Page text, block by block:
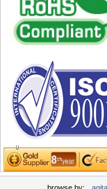
sole
LED lampeggiante tazza
LED portachiavi
LED Tea Candle Light
LED Up Coltelli
LED Up Cucchiaio
Light Up Candela
Light Up Forks
Light Up Penne
Light Up Swizzle
Light Up vassoi